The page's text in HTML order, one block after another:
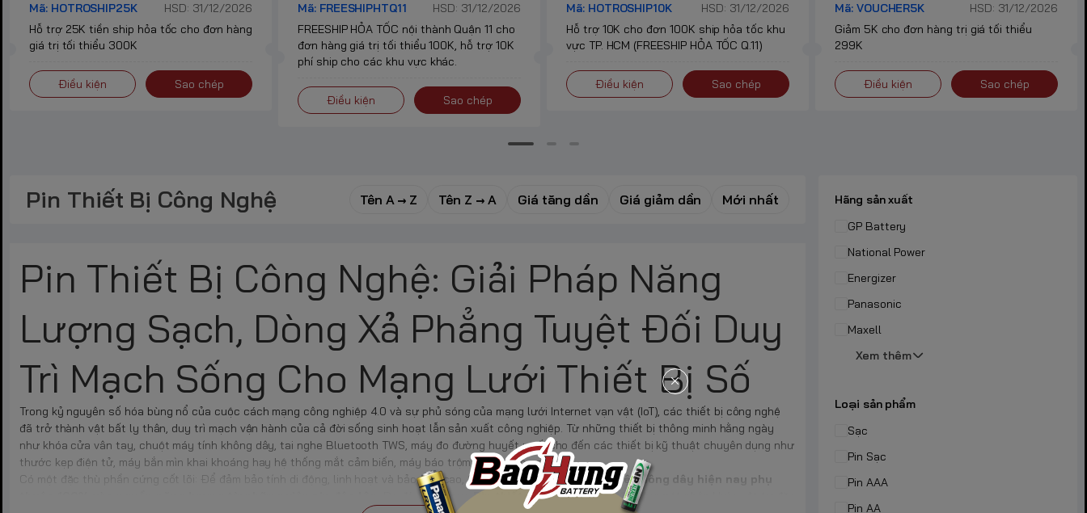
Mã: HOTROSHIP25K
HSD: 31/12/2026
Hỗ trợ 25K tiền ship hỏa tốc cho đơn hàng
giá trị tối thiểu 300K
Điều kiện Sao chép
Mã: FREESHIPHTQ11
HSD: 31/12/2026
FREESHIP HỎA TỐC nội thành Quận 11 cho
đơn hàng giá trị tối thiểu 100K, hỗ trợ 10K
phí ship cho các khu vực khác.
Điều kiện Sao chép
Mã: HOTROSHIP10K
HSD: 31/12/2026
Hỗ trợ 10K cho đơn 100K ship hỏa tốc khu
vực TP. HCM (FREESHIP HỎA TỐC Q.11)
Điều kiện Sao chép
Mã: VOUCHER5K
HSD: 31/12/2026
Giảm 5K cho đơn hàng trị giá tối thiểu
299K
Điều kiện Sao chép
Pin Thiết Bị Công Nghệ Tên A → Z Tên Z → A Giá tăng dần Giá giảm dần Mới nhất
Pin Thiết Bị Công Nghệ: Giải Pháp Năng
Lượng Sạch, Dòng Xả Phẳng Tuyệt Đối Duy
Trì Mạch Sống Cho Mạng Lưới Thiết Bị Số
Trong kỷ nguyên số hóa bùng nổ của cuộc cách mạng công nghiệp 4.0 và sự phủ sóng của mạng lưới Internet vạn vật (IoT), các thiết bị công nghệ
đã trở thành vật bất ly thân, duy trì mạch vận hành của cả đời sống sinh hoạt lẫn sản xuất công nghiệp. Từ những thiết bị thông minh hằng ngày
như khóa cửa vân tay, chuột máy tính không dây, tai nghe Bluetooth TWS, máy đo đường huyết y tế, cho đến các thiết bị kỹ thuật chuyên dụng như
thước kẹp điện tử, máy bắn mìn khai khoáng hay hệ thống mắt cảm biến, máy báo trộm an ninh tòa nhà.
Có một đặc thù phần cứng cốt lõi: Để đảm bảo tính di động, linh hoạt và bảo mật cao,90% các thiết bị công nghệ không dây hiện nay phụ
Do đó, danh mụcPin thiết bị công nghệra đời như một phân khúc vật tư đặc
Hãng sản xuất
GP Battery
National Power
Energizer
Panasonic
Maxell
Xem thêm
Loại sản phẩm
Sạc
Pin Sạc
Pin AAA
Pin AA